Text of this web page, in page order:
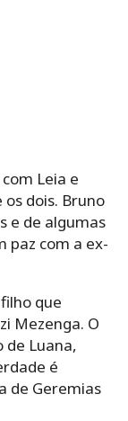
Leia e
dois. Bruno
e de algumas
paz com a ex-
que
Mezenga. O
de Luana,
é
de Geremias